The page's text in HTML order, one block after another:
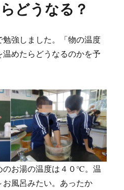
どうなる？
勉強しました。「物の温度
めたらどうなるのかを予
のお湯の温度は４０℃。温
風呂みたい。あったか